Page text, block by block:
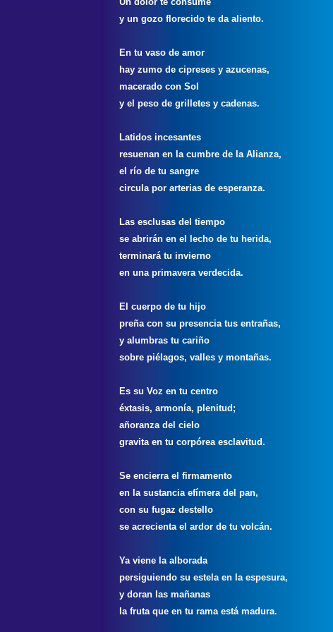
y un gozo florecido te da aliento.
En tu vaso de amor
hay zumo de cipreses y azucenas,
macerado con Sol
y el peso de grilletes y cadenas.
Latidos incesantes
resuenan en la cumbre de la Alianza,
el río de tu sangre
circula por arterias de esperanza.
Las esclusas del tiempo
se abrirán en el lecho de tu herida,
terminará tu invierno
en una primavera verdecida.
El cuerpo de tu hijo
preña con su presencia tus entrañas,
y alumbras tu cariño
sobre piélagos, valles y montañas.
Es su Voz en tu centro
éxtasis, armonía, plenitud;
añoranza del cielo
gravita en tu corpórea esclavitud.
Se encierra el firmamento
en la sustancia efímera del pan,
con su fugaz destello
se acrecienta el ardor de tu volcán.
Ya viene la alborada
persiguiendo su estela en la espesura,
y doran las mañanas
la fruta que en tu rama está madura.